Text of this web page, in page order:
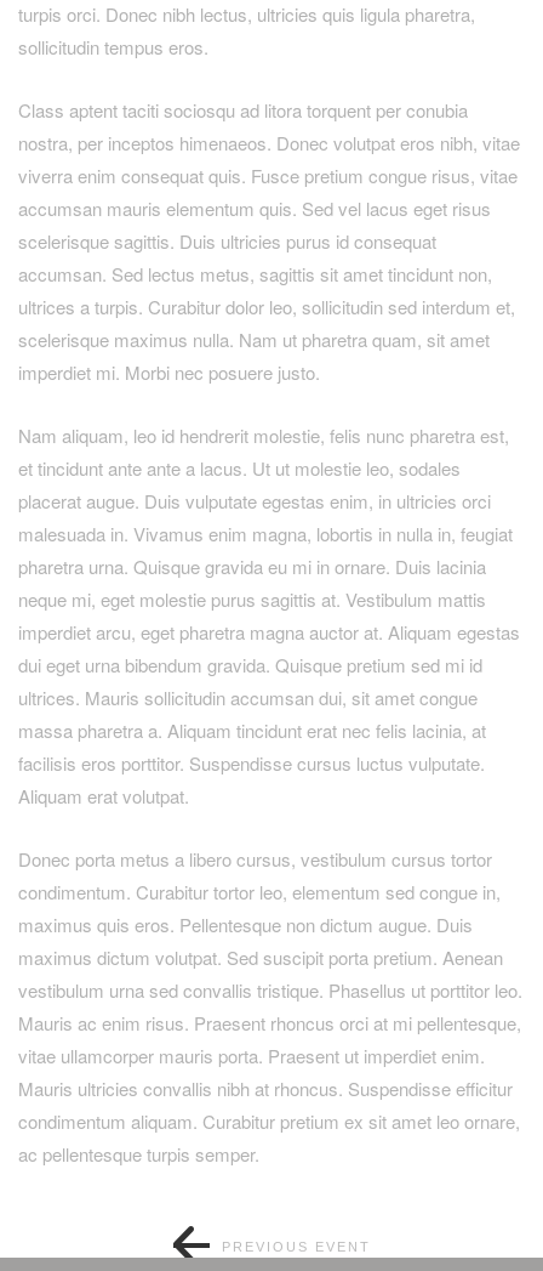
turpis orci. Donec nibh lectus, ultricies quis ligula pharetra,
sollicitudin tempus eros.
Class aptent taciti sociosqu ad litora torquent per conubia
nostra, per inceptos himenaeos. Donec volutpat eros nibh, vitae
viverra enim consequat quis. Fusce pretium congue risus, vitae
accumsan mauris elementum quis. Sed vel lacus eget risus
scelerisque sagittis. Duis ultricies purus id consequat
accumsan. Sed lectus metus, sagittis sit amet tincidunt non,
ultrices a turpis. Curabitur dolor leo, sollicitudin sed interdum et,
scelerisque maximus nulla. Nam ut pharetra quam, sit amet
imperdiet mi. Morbi nec posuere justo.
Nam aliquam, leo id hendrerit molestie, felis nunc pharetra est,
et tincidunt ante ante a lacus. Ut ut molestie leo, sodales
placerat augue. Duis vulputate egestas enim, in ultricies orci
malesuada in. Vivamus enim magna, lobortis in nulla in, feugiat
pharetra urna. Quisque gravida eu mi in ornare. Duis lacinia
neque mi, eget molestie purus sagittis at. Vestibulum mattis
imperdiet arcu, eget pharetra magna auctor at. Aliquam egestas
dui eget urna bibendum gravida. Quisque pretium sed mi id
ultrices. Mauris sollicitudin accumsan dui, sit amet congue
massa pharetra a. Aliquam tincidunt erat nec felis lacinia, at
facilisis eros porttitor. Suspendisse cursus luctus vulputate.
Aliquam erat volutpat.
Donec porta metus a libero cursus, vestibulum cursus tortor
condimentum. Curabitur tortor leo, elementum sed congue in,
maximus quis eros. Pellentesque non dictum augue. Duis
maximus dictum volutpat. Sed suscipit porta pretium. Aenean
vestibulum urna sed convallis tristique. Phasellus ut porttitor leo.
Mauris ac enim risus. Praesent rhoncus orci at mi pellentesque,
vitae ullamcorper mauris porta. Praesent ut imperdiet enim.
Mauris ultricies convallis nibh at rhoncus. Suspendisse efficitur
condimentum aliquam. Curabitur pretium ex sit amet leo ornare,
ac pellentesque turpis semper.
PREVIOUS EVENT